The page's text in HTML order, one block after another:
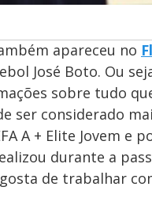
apareceu no
José Boto. Ou
sobre tudo
ser considerado
A + Elite Jovem e
durante a
de trabalhar